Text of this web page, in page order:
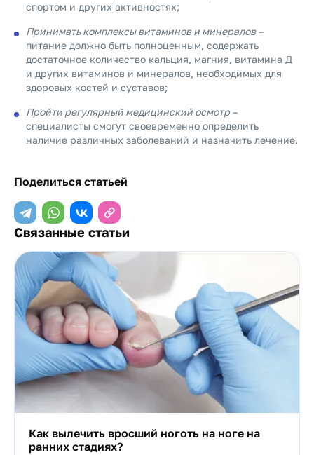
спортом и других активностях;
Принимать комплексы витаминов и минералов–
питание должно быть полноценным, содержать
достаточное количество кальция, магния, витамина Д
и других витаминов и минералов, необходимых для
здоровых костей и суставов;
Пройти регулярный медицинский осмотр –
специалисты смогут своевременно определить
наличие различных заболеваний и назначить лечение.
Поделиться статьей
Связанные статьи
Как вылечить вросший ноготь на ноге на
ранних стадиях?